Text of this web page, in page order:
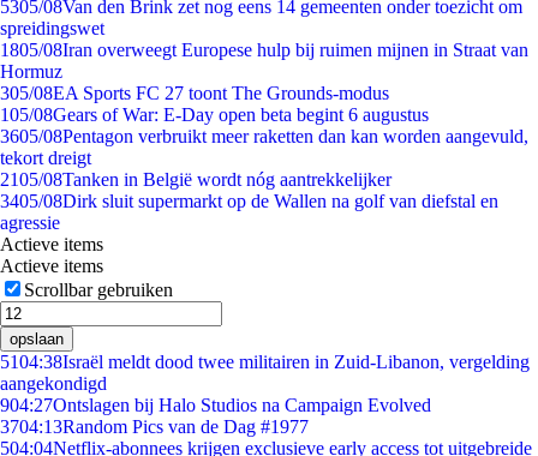
5305/08Van den Brink zet nog eens 14 gemeenten onder toezicht om
spreidingswet
1805/08Iran overweegt Europese hulp bij ruimen mijnen in Straat van
Hormuz
305/08EA Sports FC 27 toont The Grounds-modus
105/08Gears of War: E-Day open beta begint 6 augustus
3605/08Pentagon verbruikt meer raketten dan kan worden aangevuld,
tekort dreigt
2105/08Tanken in België wordt nóg aantrekkelijker
3405/08Dirk sluit supermarkt op de Wallen na golf van diefstal en
agressie
Actieve items
Actieve items
Scrollbar gebruiken
opslaan
5104:38Israël meldt dood twee militairen in Zuid-Libanon, vergelding
aangekondigd
904:27Ontslagen bij Halo Studios na Campaign Evolved
3704:13Random Pics van de Dag #1977
504:04Netflix-abonnees krijgen exclusieve early access tot uitgebreide